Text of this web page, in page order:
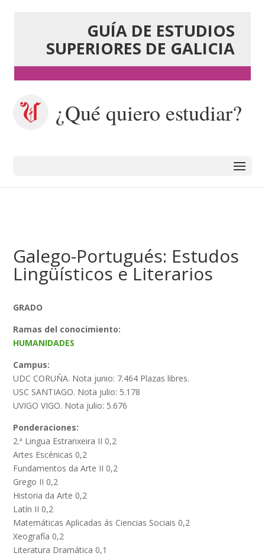
GUÍA DE ESTUDIOS
SUPERIORES DE GALICIA
¿Qué quiero estudiar?
Galego-Portugués: Estudos
Lingüísticos e Literarios
GRADO
Ramas del conocimiento:
HUMANIDADES
Campus:
UDC CORUÑA. Nota junio: 7.464 Plazas libres.
USC SANTIAGO. Nota julio: 5.178
UVIGO VIGO. Nota julio: 5.676
Ponderaciones:
2.ª Lingua Estranxeira II 0,2
Artes Escénicas 0,2
Fundamentos da Arte II 0,2
Grego II 0,2
Historia da Arte 0,2
Latín II 0,2
Matemáticas Aplicadas ás Ciencias Sociais 0,2
Xeografía 0,2
Literatura Dramática 0,1